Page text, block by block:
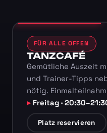
FÜR ALLE OFFEN
TANZCAFÉ
Gemütliche Auszeit
und Trainer-Tipps
nötig.
Freitag ·
Platz reservieren